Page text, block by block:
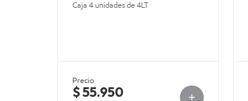
Caja 4 unidades de 4LT
Precio
$ 55.950